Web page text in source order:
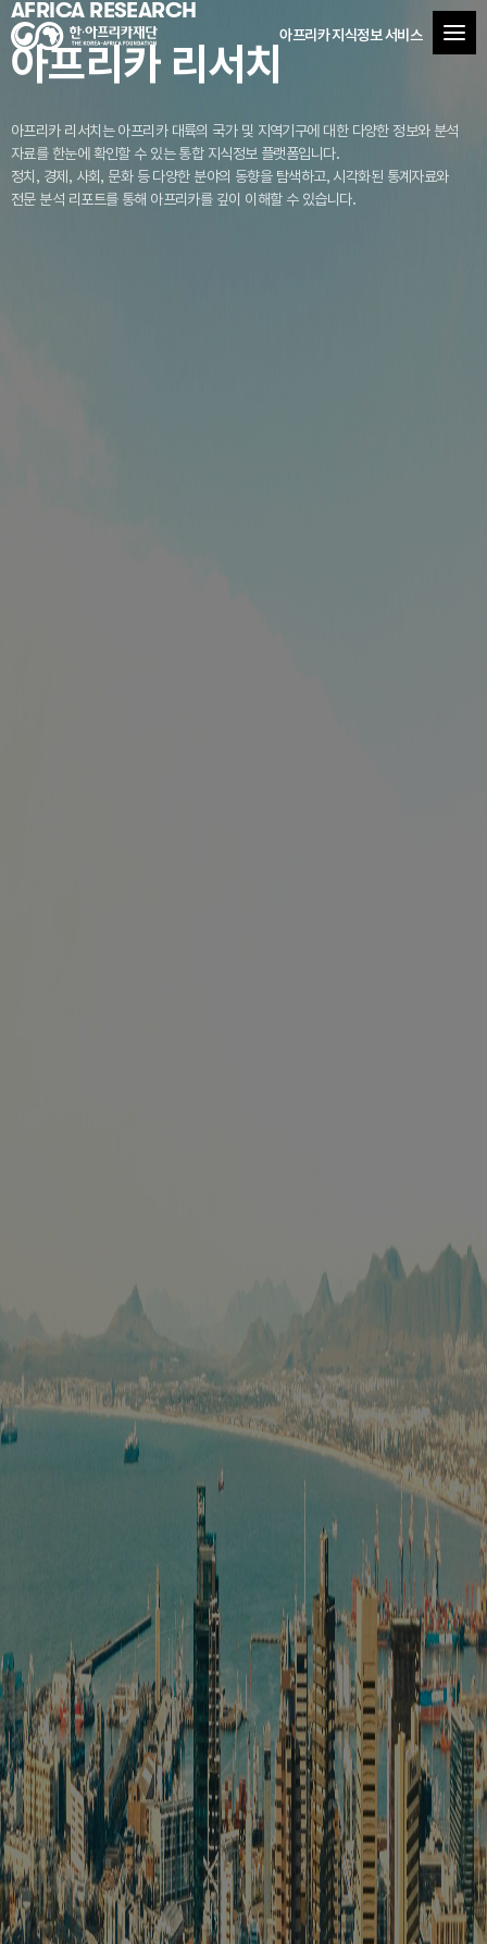
아프리카 지식정보 서비스
AFRICA RESEARCH
아프리카 리서치
아프리카 리서치는 아프리카 대륙의 국가 및 지역기구에 대한 다양한 정보와 분석
자료를 한눈에 확인할 수 있는 통합 지식정보 플랫폼입니다.
정치, 경제, 사회, 문화 등 다양한 분야의 동향을 탐색하고, 시각화된 통계자료와
전문 분석 리포트를 통해 아프리카를 깊이 이해할 수 있습니다.